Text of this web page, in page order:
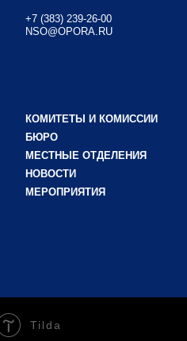
+7 (383) 239-26-00
NSO@OPORA.RU
КОМИТЕТЫ И КОМИССИИ
БЮРО
МЕСТНЫЕ ОТДЕЛЕНИЯ
НОВОСТИ
МЕРОПРИЯТИЯ
Tilda